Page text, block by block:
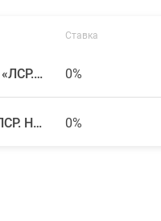
Рассрочка 5 раз по 20 от «ЛСР. Недвижимость — Северо-Запад»
Ставка
0%
Рассрочка с ПВ 20% от «ЛСР. Недвижимость — Северо-Запад» 0%